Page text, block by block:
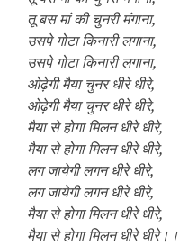
तू बस मां की चुनरी मंगाना,
उसपे गोटा किनारी लगाना,
उसपे गोटा किनारी लगाना,
ओढ़ेगी मैया चुनर धीरे धीरे,
ओढ़ेगी मैया चुनर धीरे धीरे,
मैया से होगा मिलन धीरे धीरे,
मैया से होगा मिलन धीरे धीरे,
लग जायेगी लगन धीरे धीरे,
लग जायेगी लगन धीरे धीरे,
मैया से होगा मिलन धीरे धीरे,
मैया से होगा मिलन धीरे धीरे।।